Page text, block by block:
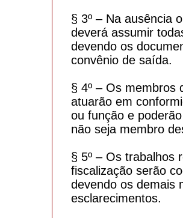
§ 3º – Na ausência
deverá assumir
devendo os
convênio de saída.
§ 4º – Os membros
atuarão em
ou função e
não seja membro
§ 5º – Os trabalhos
fiscalização serão
devendo os demais
esclarecimentos.